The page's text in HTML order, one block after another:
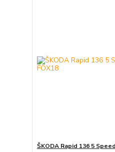
ŠKODA Rapid 136 5